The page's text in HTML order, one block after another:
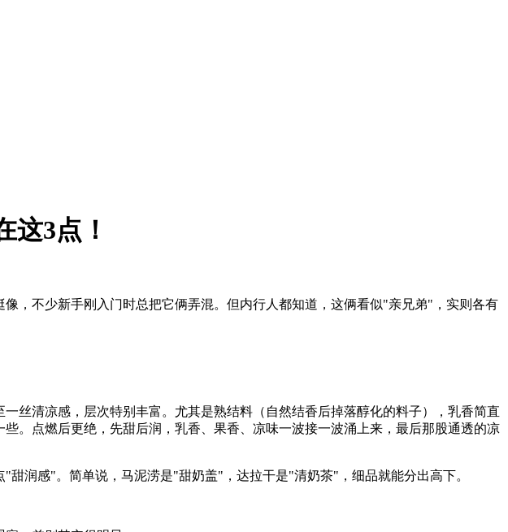
3点！
，不少新手刚入门时总把它俩弄混。但内行人都知道，这俩看似"亲兄弟"，实则各有
丝清凉感，层次特别丰富。尤其是熟结料（自然结香后掉落醇化的料子），乳香简直
。点燃后更绝，先甜后润，乳香、果香、凉味一波接一波涌上来，最后那股通透的凉
润感"。简单说，马泥涝是"甜奶盖"，达拉干是"清奶茶"，细品就能分出高下。